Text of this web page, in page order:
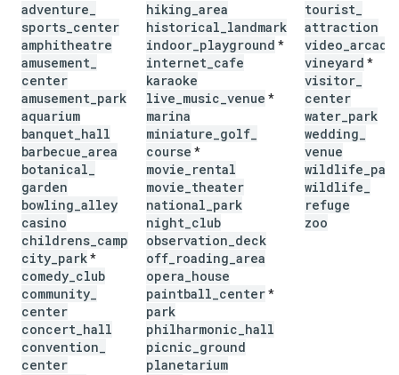
adventure
sports center
amphitheatre
amusement
center
amusement park
aquarium
banquet hall
barbecue area
botanical
garden
bowling alley
casino
childrens camp
city park*
comedy club
community
center
concert hall
convention
center
hiking area
historical landmark
indoor playground *
internet cafe
karaoke
live music venue *
marina
miniature golf
course *
movie rental
movie theater
national park
night club
observation deck
off roading area
opera house
paintball center*
park
philharmonic hall
picnic ground
planetarium
tourist
attraction
video arcade
vineyard *
visitor
center
water park
wedding
venue
wildlife park
wildlife
refuge
zoo